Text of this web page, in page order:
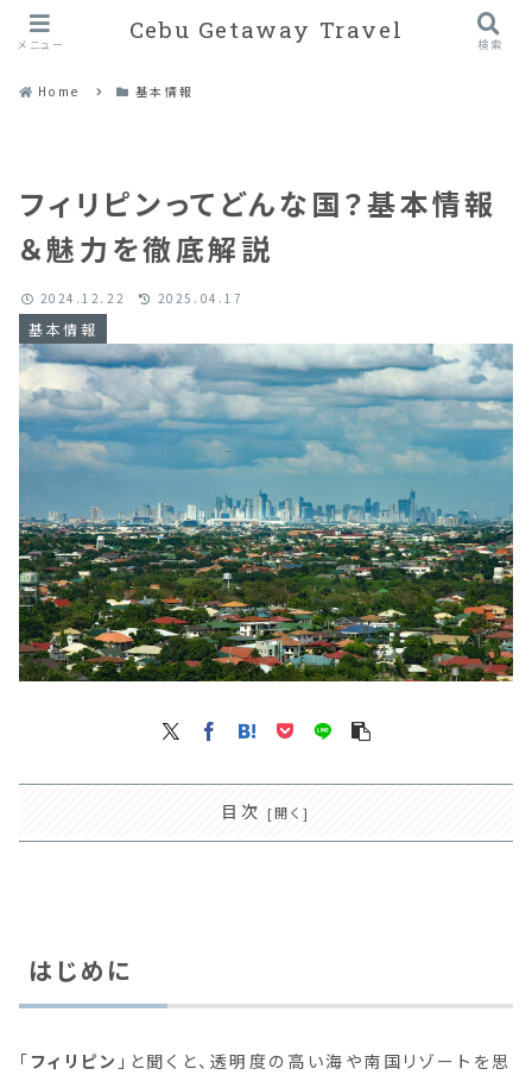
Home 基本情報
フィリピンってどんな国？基本情報
＆魅力を徹底解説
基本情報
2024.12.22 2025.04.17
目次
はじめに
「フィリピン 」と聞くと、透明度の高い海や南国リゾートを思
メニュー
Cebu Getaway Travel
検索